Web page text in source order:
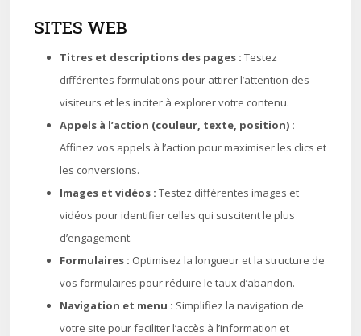
SITES WEB
Titres et descriptions des pages : Testez
différentes formulations pour attirer l’attention des
visiteurs et les inciter à explorer votre contenu.
Appels à l’action (couleur, texte, position) :
Affinez vos appels à l’action pour maximiser les clics et
les conversions.
Images et vidéos : Testez différentes images et
vidéos pour identifier celles qui suscitent le plus
d’engagement.
Formulaires : Optimisez la longueur et la structure de
vos formulaires pour réduire le taux d’abandon.
Navigation et menu : Simplifiez la navigation de
votre site pour faciliter l’accès à l’information et